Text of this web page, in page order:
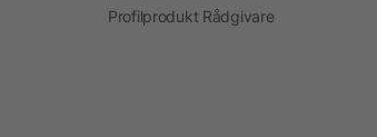
Profilprodukt Rådgivare